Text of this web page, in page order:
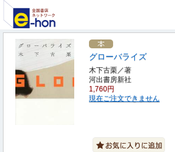
グローバライズ
木下古栗／著
河出書房新社
1,760円
現在ご注文できません